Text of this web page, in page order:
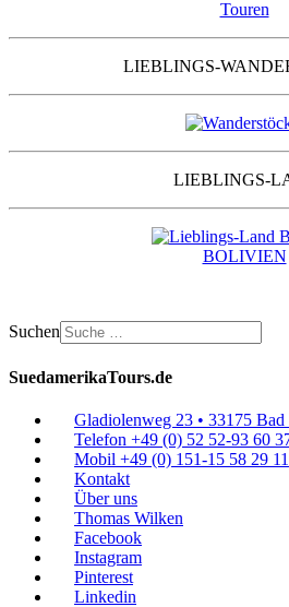
LIEBLINGS-
LIEBLINGS-
BOLIVIEN
Suchen
SuedamerikaTours.de
Gladiolenweg 23 • 33175
Telefon +49 (0) 52 52-93 60
Mobil +49 (0) 151-15 58 29 11
Kontakt
Über uns
Thomas Wilken
Facebook
Instagram
Pinterest
Linkedin